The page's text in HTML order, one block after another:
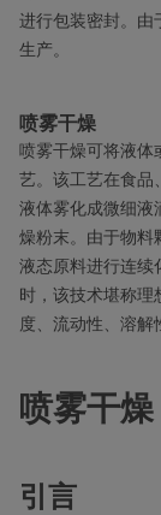
进行包装密封。由
生产。
喷雾干燥
喷雾干燥可将液体
艺。该工艺在食品
液体雾化成微细液
燥粉末。由于物料
液态原料进行连续
时，该技术堪称
度、流动性、溶解
喷雾干燥
引言